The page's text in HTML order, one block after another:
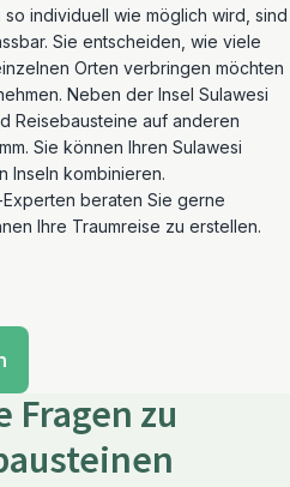
so individuell wie möglich wird, sind
Sie entscheiden, wie viele
Orten verbringen möchten
Neben der Insel Sulawesi
Reisebausteine auf anderen
Sie können Ihren Sulawesi
Inseln kombinieren.
beraten Sie gerne
Ihre Traumreise zu erstellen.
Fragen zu